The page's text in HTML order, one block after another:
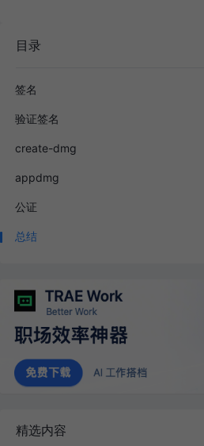
目录
签名
验证签名
create-dmg
appdmg
公证
总结
精选内容